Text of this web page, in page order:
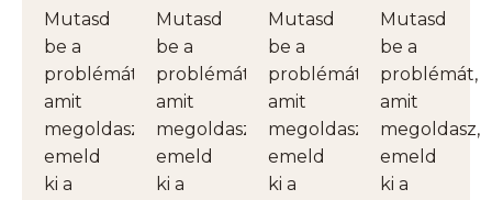
Mutasd
be a
problémát,
amit
megoldasz,
emeld
ki a
Mutasd
be a
problémát,
amit
megoldasz,
emeld
ki a
Mutasd
be a
problémát,
amit
megoldasz,
emeld
ki a
Mutasd
be a
problémát,
amit
megoldasz,
emeld
ki a